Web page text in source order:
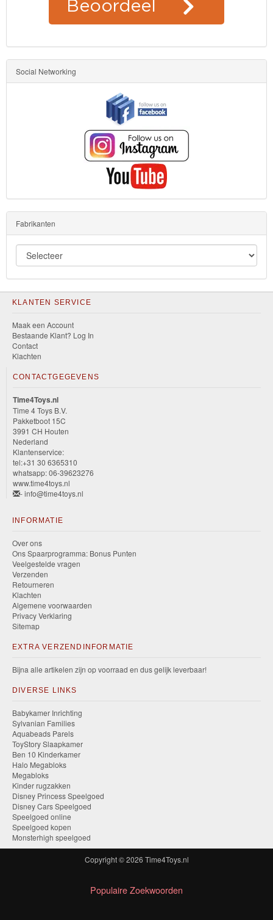
Superman
Story
Trolls
Transformers
School
Strandlaken
&
Poncho
Kinderkamer
OP=OP!
Social Networking
Fabrikanten
KLANTEN SERVICE
Maak een Account
Bestaande Klant? Log In
Contact
Klachten
CONTACTGEGEVENS
Time4Toys.nl
Time 4 Toys B.V.
Pakketboot 15C
3991 CH Houten
Nederland
Klantenservice:
tel:+31 30 6365310
whatsapp: 06-39623276
www.time4toys.nl
- info@time4toys.nl
INFORMATIE
Over ons
Ons Spaarprogramma: Bonus Punten
Veelgestelde vragen
Verzenden
Retourneren
Klachten
Algemene voorwaarden
Privacy Verklaring
Sitemap
EXTRA VERZENDINFORMATIE
Bijna alle artikelen zijn op voorraad en dus gelijk leverbaar!
DIVERSE LINKS
Babykamer Inrichting
Sylvanian Families
Aquabeads Parels
ToyStory Slaapkamer
Ben 10 Kinderkamer
Halo Megabloks
Megabloks
Kinder rugzakken
Disney Princess Speelgoed
Disney Cars Speelgoed
Speelgoed online
Speelgoed kopen
Monsterhigh speelgoed
Copyright © 2026 Time4Toys.nl
Populaire Zoekwoorden